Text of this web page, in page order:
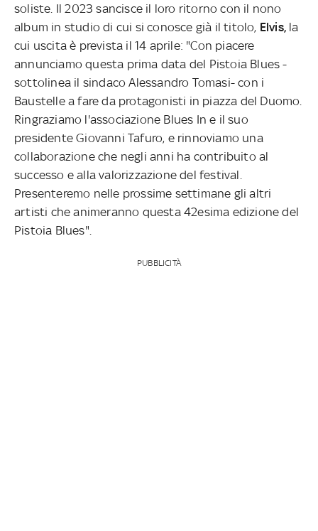
soliste. Il 2023 sancisce il loro ritorno con il nono
album in studio di cui si conosce già il titolo, Elvis, la
cui uscita è prevista il 14 aprile: "Con piacere
annunciamo questa prima data del Pistoia Blues -
sottolinea il sindaco Alessandro Tomasi- con i
Baustelle a fare da protagonisti in piazza del Duomo.
Ringraziamo l'associazione Blues In e il suo
presidente Giovanni Tafuro, e rinnoviamo una
collaborazione che negli anni ha contribuito al
successo e alla valorizzazione del festival.
Presenteremo nelle prossime settimane gli altri
artisti che animeranno questa 42esima edizione del
Pistoia Blues".
PUBBLICITÀ